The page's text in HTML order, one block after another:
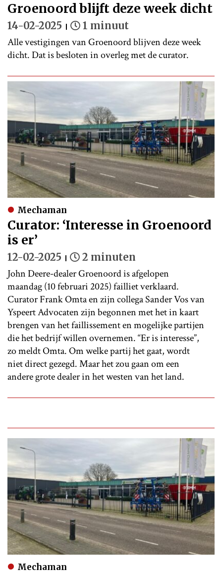
Groenoord blijft deze week dicht
14-02-2025 1 minuut
Alle vestigingen van Groenoord blijven deze week
dicht. Dat is besloten in overleg met de curator.
Mechaman
Curator: ‘Interesse in Groenoord
is er’
12-02-2025 2 minuten
John Deere-dealer Groenoord is afgelopen
maandag (10 februari 2025) failliet verklaard.
Curator Frank Omta en zijn collega Sander Vos van
Yspeert Advocaten zijn begonnen met het in kaart
brengen van het faillissement en mogelijke partijen
die het bedrijf willen overnemen. “Er is interesse”,
zo meldt Omta. Om welke partij het gaat, wordt
niet direct gezegd. Maar het zou gaan om een
andere grote dealer in het westen van het land.
Mechaman